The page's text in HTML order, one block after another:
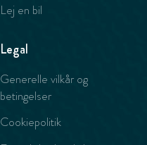
Lej en bil
Legal
Generelle vilkår og
betingelser
Cookiepolitik